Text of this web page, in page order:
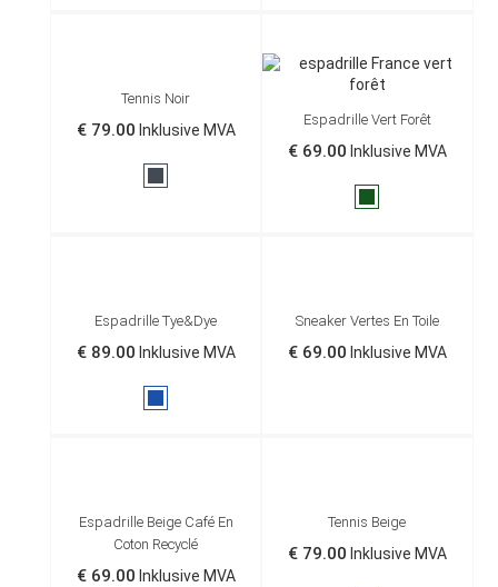
Tennis Noir
€ 79.00 Inklusive MVA
Espadrille Vert Forêt
€ 69.00 Inklusive MVA
Espadrille Tye&dye
€ 89.00 Inklusive MVA
Sneaker Vertes En Toile
€ 69.00 Inklusive MVA
Espadrille Beige Café En
Coton Recyclé
€ 69.00 Inklusive MVA
Tennis Beige
€ 79.00 Inklusive MVA